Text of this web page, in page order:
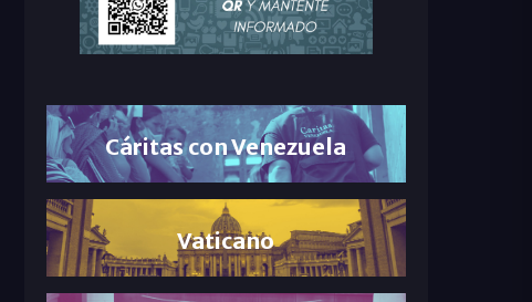
Cáritas con Venezuela
Vaticano